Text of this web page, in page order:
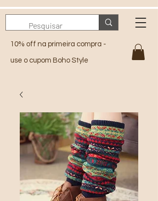
10% off na primeira compra -
use o cupom Boho Style